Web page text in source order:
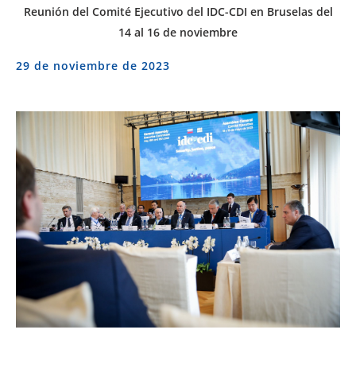
Reunión del Comité Ejecutivo del IDC-CDI en Bruselas del
14 al 16 de noviembre
29 de noviembre de 2023